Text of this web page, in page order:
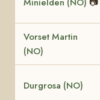
Vorset Martin
(NO)
Durgrosa (NO)